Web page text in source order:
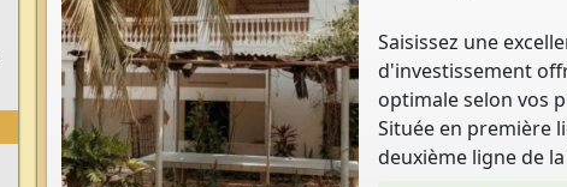
Saisissez une
d'investissement
optimale selon vos
Située en première
deuxième ligne de